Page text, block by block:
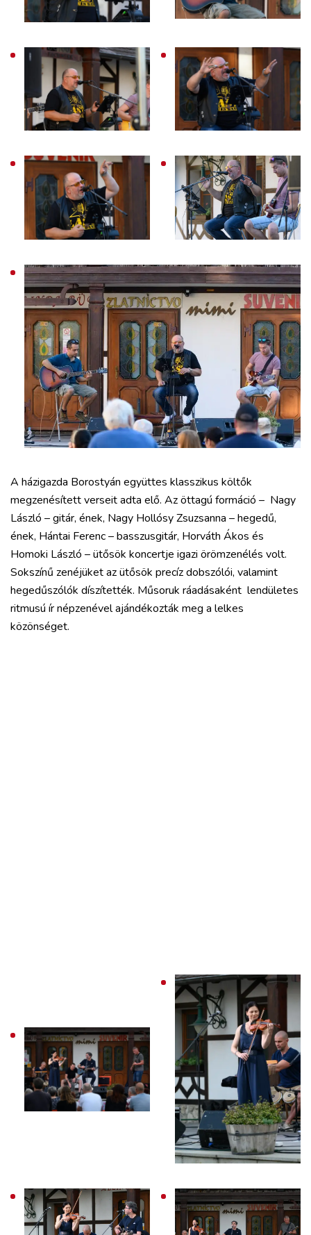
A házigazda Borostyán együttes klasszikus költők
megzenésített verseit adta elő. Az öttagú formáció – Nagy
László – gitár, ének, Nagy Hollósy Zsuzsanna – hegedű,
ének, Hántai Ferenc – basszusgitár, Horváth Ákos és
Homoki László – ütősök koncertje igazi örömzenélés volt.
Sokszínű zenéjüket az ütősök precíz dobszólói, valamint
hegedűszólók díszítették. Műsoruk ráadásaként lendületes
ritmusú ír népzenével ajándékozták meg a lelkes
közönséget.